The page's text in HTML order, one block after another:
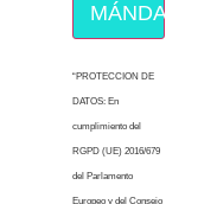
MÁNDAME
“PROTECCION DE
DATOS: En
cumplimiento del
RGPD (UE) 2016/679
del Parlamento
Europeo y del Consejo